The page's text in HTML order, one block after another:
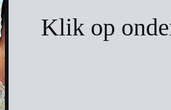
Klik op